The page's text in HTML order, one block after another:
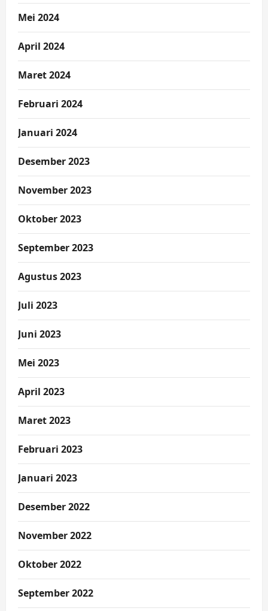
Mei 2024
April 2024
Maret 2024
Februari 2024
Januari 2024
Desember 2023
November 2023
Oktober 2023
September 2023
Agustus 2023
Juli 2023
Juni 2023
Mei 2023
April 2023
Maret 2023
Februari 2023
Januari 2023
Desember 2022
November 2022
Oktober 2022
September 2022